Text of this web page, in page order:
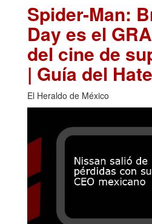
Spider-Man:
Day es el
del cine de
| Guía del
El Heraldo de México